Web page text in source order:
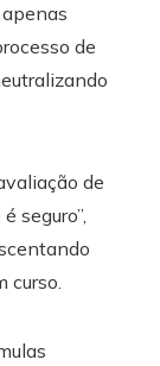
de
de
seguro”,
curso.